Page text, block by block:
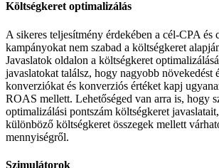
Költségkeret optimalizálás
A sikeres teljesítmény érdekében a cél-CPA és
kampányokat nem szabad a költségkeret
Javaslatok oldalon a költségkeret
javaslatokat találsz, hogy nagyobb növekedést
konverziókat és konverziós értéket kapj
ROAS mellett. Lehetőséged van arra is, hogy
optimalizálási pontszám költségkeret
különböző költségkeret összegek mellett
mennyiségről.
Szimulátorok